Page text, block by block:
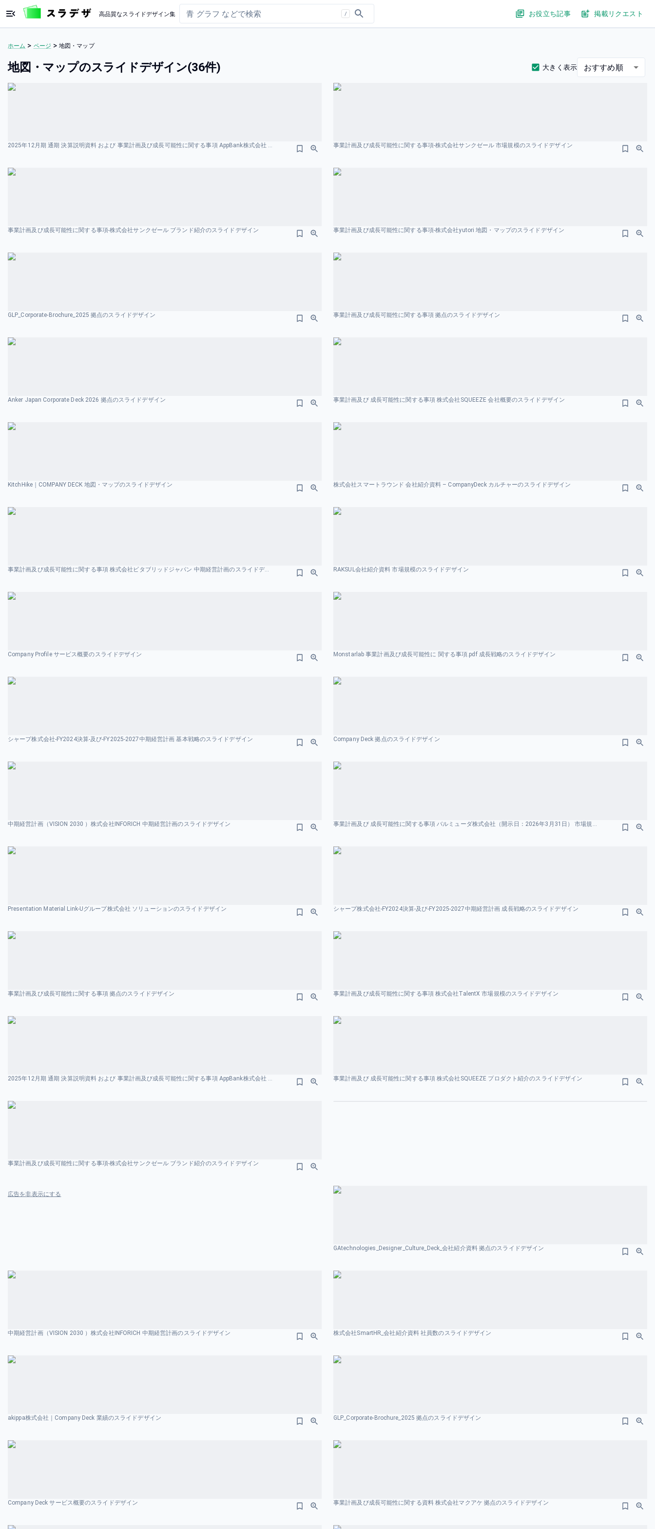
高品質なスライドデザイン集 / お役立ち記事 掲載リクエスト
ホーム > ページ > 地図・マップ
地図・マップのスライドデザイン(36件) 大きく表示 おすすめ順
2025年12月期 通期 決算説明資料 および 事業計画及び成長可能性に関する事項 AppBank株式会社 ソリューションのスライドデザイン 事業計画及び成長可能性に関する事項-株式会社サンクゼール 市場規模のスライドデザイン
事業計画及び成長可能性に関する事項-株式会社サンクゼール ブランド紹介のスライドデザイン 事業計画及び成長可能性に関する事項-株式会社yutori 地図・マップのスライドデザイン
GLP_Corporate-Brochure_2025 拠点のスライドデザイン 事業計画及び成長可能性に関する事項 拠点のスライドデザイン
Anker Japan Corporate Deck 2026 拠点のスライドデザイン 事業計画及び 成長可能性に関する事項 株式会社SQUEEZE 会社概要のスライドデザイン
KitchHike｜COMPANY DECK 地図・マップのスライドデザイン 株式会社スマートラウンド 会社紹介資料 – CompanyDeck カルチャーのスライドデザイン
事業計画及び成長可能性に関する事項 株式会社ビタブリッドジャパン 中期経営計画のスライドデザイン RAKSUL会社紹介資料 市場規模のスライドデザイン
Company Profile サービス概要のスライドデザイン Monstarlab 事業計画及び成長可能性に 関する事項.pdf 成長戦略のスライドデザイン
シャープ株式会社-FY2024決算-及び-FY2025-2027中期経営計画 基本戦略のスライドデザイン Company Deck 拠点のスライドデザイン
中期経営計画（VISION 2030 ）株式会社INFORICH 中期経営計画のスライドデザイン 事業計画及び 成長可能性に関する事項 バルミューダ株式会社（開示日：2026年3月31日） 市場規模のスライドデザイン
Presentation Material Link-Uグループ株式会社 ソリューションのスライドデザイン シャープ株式会社-FY2024決算-及び-FY2025-2027中期経営計画 成長戦略のスライドデザイン
事業計画及び成⻑可能性に関する事項 拠点のスライドデザイン 事業計画及び成長可能性に関する事項 株式会社TalentX 市場規模のスライドデザイン
2025年12月期 通期 決算説明資料 および 事業計画及び成長可能性に関する事項 AppBank株式会社 価値創造プロセスのスライドデザイン 事業計画及び 成長可能性に関する事項 株式会社SQUEEZE プロダクト紹介のスライドデザイン
事業計画及び成長可能性に関する事項-株式会社サンクゼール ブランド紹介のスライドデザイン
広告を非表示にする
GAtechnologies_Designer_Culture_Deck_会社紹介資料 拠点のスライドデザイン
中期経営計画（VISION 2030 ）株式会社INFORICH 中期経営計画のスライドデザイン 株式会社SmartHR_会社紹介資料 社員数のスライドデザイン
akippa株式会社｜Company Deck 業績のスライドデザイン GLP_Corporate-Brochure_2025 拠点のスライドデザイン
Company Deck サービス概要のスライドデザイン 事業計画及び成長可能性に関する資料 株式会社マクアケ 拠点のスライドデザイン